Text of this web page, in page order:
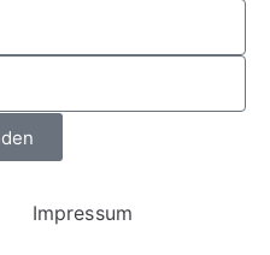
Impressum